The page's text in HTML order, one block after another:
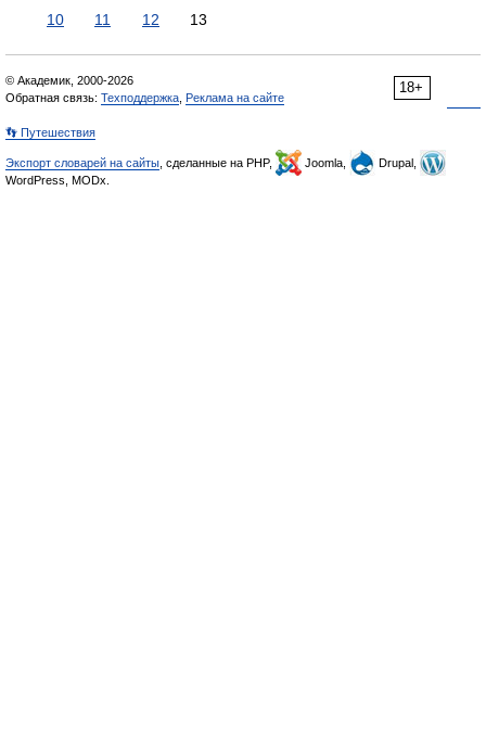
10
11 12 13
18+
© Академик, 2000-2026
Обратная связь: Техподдержка Реклама на сайте
👣 Путешествия
Экспорт словарей на сайты , сделанные на PHP, Joomla,
Drupal,
WordPress, MODx.